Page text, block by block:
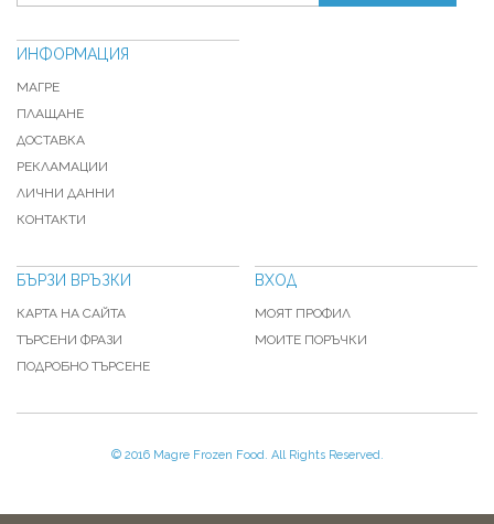
ИНФОРМАЦИЯ
МАГРЕ
ПЛАЩАНЕ
ДОСТАВКА
РЕКЛАМАЦИИ
ЛИЧНИ ДАННИ
КОНТАКТИ
БЪРЗИ ВРЪЗКИ
КАРТА НА САЙТА
ТЪРСЕНИ ФРАЗИ
ПОДРОБНО ТЪРСЕНЕ
ВХОД
МОЯТ ПРОФИЛ
МОИТЕ ПОРЪЧКИ
© 2016 Magre Frozen Food. All Rights Reserved.